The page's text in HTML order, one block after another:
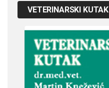
VETERINARSKI KUTAK